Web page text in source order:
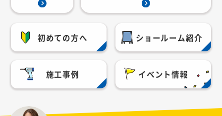
初めての方へ ショールーム紹介
施工事例 イベント情報